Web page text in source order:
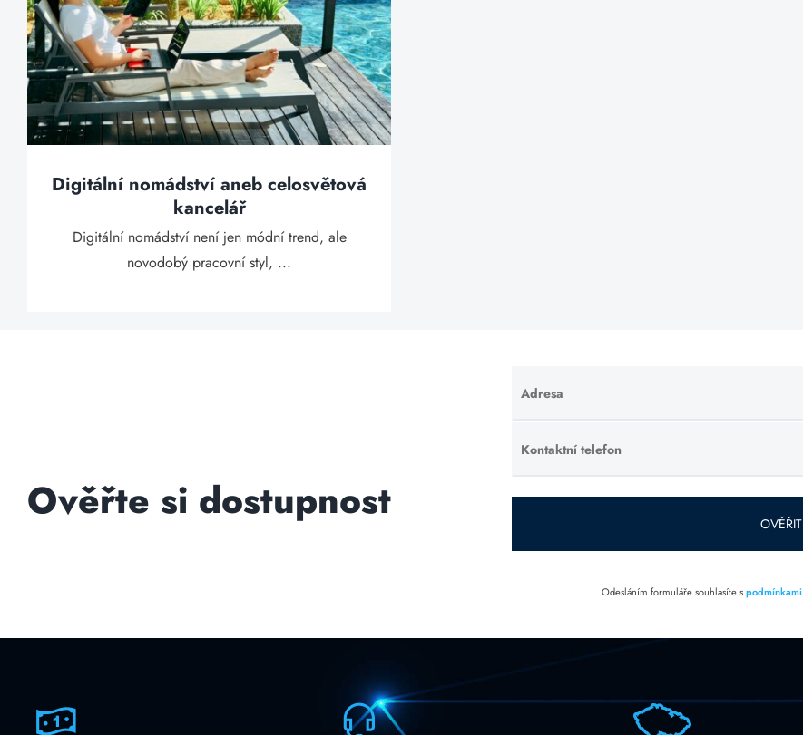
Digitální nomádství aneb celosvětová
kancelář
Digitální nomádství není jen módní trend, ale
novodobý pracovní styl, ...
Ověřte si dostupnost
Adresa
Ponechte
toto pole
prázdné.
Kontaktní telefon
Ponechte
toto pole
prázdné.
OVĚŘIT
Odesláním formuláře souhlasíte spodmínkami